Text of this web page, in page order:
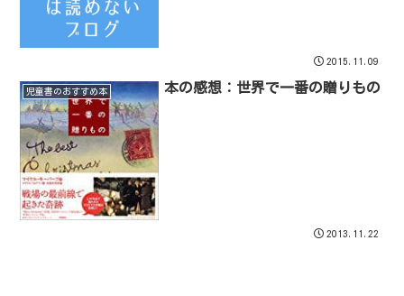
2015.11.09
児童書のおすすめ本 本の感想：世界で一番の贈りもの
2013.11.22